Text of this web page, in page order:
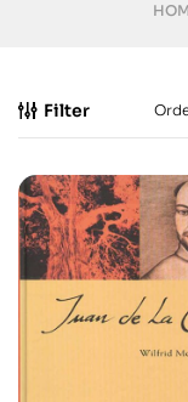
Filter